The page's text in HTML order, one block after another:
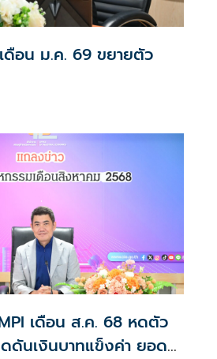
ดือน ม.ค. 69 ขยายตัว
เดือน ส.ค. 68 หดตัว
ดันเงินบาทแข็งค่า ยอด